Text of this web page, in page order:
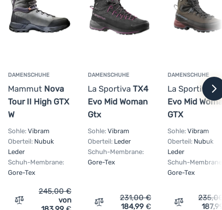
Registrieren
DAMENSCHUHE
Mammut Nova
Tour II High GTX
W
Sohle: Vibram
Oberteil: Nubuk
Leder
Schuh-Membrane:
Gore-Tex
Vergleichen
245,00€
von
DAMENSCHUHE
La Sportiva TX4
Evo Mid Woman
Gtx
Sohle: Vibram
Oberteil: Leder
Schuh-Membrane:
Gore-Tex
Vergleichen
231,00€
184,99 €
DAMENSCHUHE
La Sportiva
Evo Mid
GTX
Sohle: Vibram
Oberteil: Nubuk
Leder
Schuh-
Gore-Tex
Vergleichen